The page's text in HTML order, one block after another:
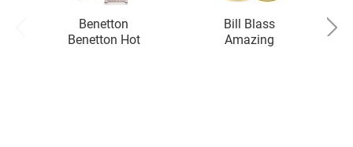
Benetton
Benetton Hot
Bill Blass
Amazing